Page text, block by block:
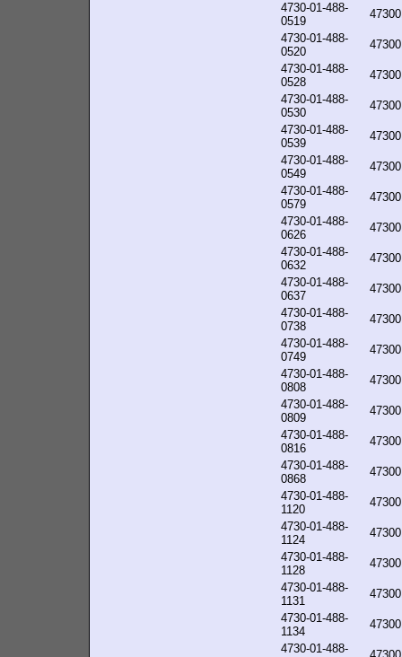
4730-01-488-
0519
4730-01-488-
0520
4730-01-488-
0528
4730-01-488-
0530
4730-01-488-
0539
4730-01-488-
0549
4730-01-488-
0579
4730-01-488-
0626
4730-01-488-
0632
4730-01-488-
0637
4730-01-488-
0738
4730-01-488-
0749
4730-01-488-
0808
4730-01-488-
0809
4730-01-488-
0816
4730-01-488-
0868
4730-01-488-
1120
4730-01-488-
1124
4730-01-488-
1128
4730-01-488-
1131
4730-01-488-
1134
4730-01-488-